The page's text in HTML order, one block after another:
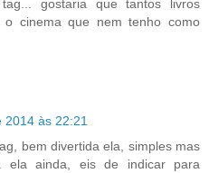
gostaria que tantos livros
o cinema que nem tenho como
2014 às 22:21
bem divertida ela, simples mas
ela ainda, eis de indicar para